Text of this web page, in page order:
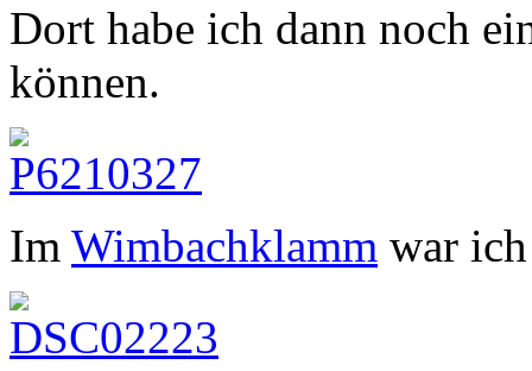
Dort habe ich dann noch
können.
Im Wimbachklamm war